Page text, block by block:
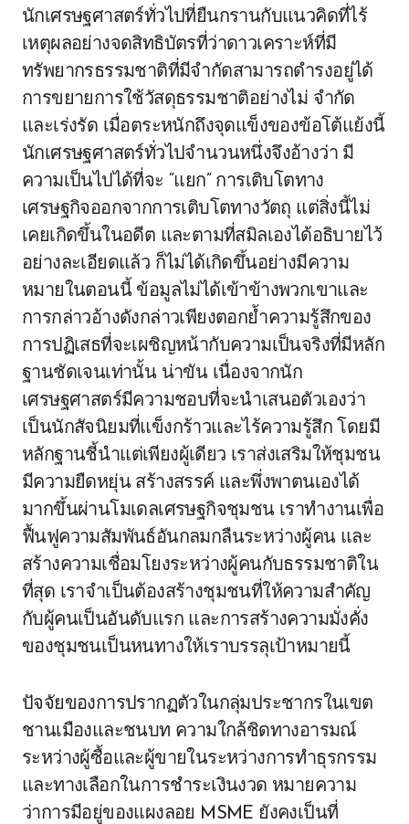
นักเศรษฐศาสตร์ทั่วไปที่ยืนกรานกับแนวคิดที่ไร้
เหตุผลอย่างจดสิทธิบัตรที่ว่าดาวเคราะห์ที่มี
ทรัพยากรธรรมชาติที่มีจำกัดสามารถดำรงอยู่ได้
การขยายการใช้วัสดุธรรมชาติอย่างไม่ จำกัด
และเร่งรัด เมื่อตระหนักถึงจุดแข็งของข้อโต้แย้งนี้
นักเศรษฐศาสตร์ทั่วไปจำนวนหนึ่งจึงอ้างว่า มี
ความเป็นไปได้ที่จะ “แยก” การเติบโตทาง
เศรษฐกิจออกจากการเติบโตทางวัตถุ แต่สิ่งนี้ไม่
เคยเกิดขึ้นในอดีต และตามที่สมิลเองได้อธิบายไว้
อย่างละเอียดแล้ว ก็ไม่ได้เกิดขึ้นอย่างมีความ
หมายในตอนนี้ ข้อมูลไม่ได้เข้าข้างพวกเขาและ
การกล่าวอ้างดังกล่าวเพียงตอกย้ำความรู้สึกของ
การปฏิเสธที่จะเผชิญหน้ากับความเป็นจริงที่มีหลัก
ฐานชัดเจนเท่านั้น น่าขัน เนื่องจากนัก
เศรษฐศาสตร์มีความชอบที่จะนำเสนอตัวเองว่า
เป็นนักสัจนิยมที่แข็งกร้าวและไร้ความรู้สึก โดยมี
หลักฐานชี้นำแต่เพียงผู้เดียว เราส่งเสริมให้ชุมชน
มีความยืดหยุ่น สร้างสรรค์ และพึ่งพาตนเองได้
มากขึ้นผ่านโมเดลเศรษฐกิจชุมชน เราทำงานเพื่อ
ฟื้นฟูความสัมพันธ์อันกลมกลืนระหว่างผู้คน และ
สร้างความเชื่อมโยงระหว่างผู้คนกับธรรมชาติใน
ที่สุด เราจำเป็นต้องสร้างชุมชนที่ให้ความสำคัญ
กับผู้คนเป็นอันดับแรก และการสร้างความมั่งคั่ง
ของชุมชนเป็นหนทางให้เราบรรลุเป้าหมายนี้
ปัจจัยของการปรากฏตัวในกลุ่มประชากรในเขต
ชานเมืองและชนบท ความใกล้ชิดทางอารมณ์
ระหว่างผู้ซื้อและผู้ขายในระหว่างการทำธุรกรรม
และทางเลือกในการชำระเงินงวด หมายความ
ว่าการมีอยู่ของแผงลอย MSME ยังคงเป็นที่